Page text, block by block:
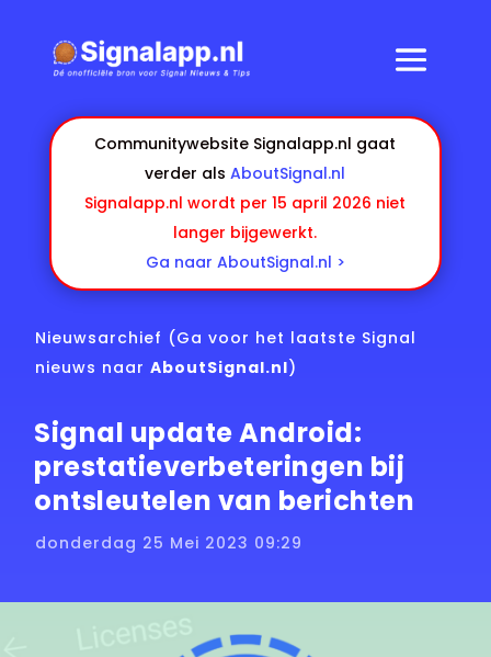
Communitywebsite Signalapp.nl gaat
verder alsAboutSignal.nl
Signalapp.nl wordt per 15 april 2026 niet
langer bijgewerkt.
Ga naar AboutSignal.nl >
Nieuwsarchief (Ga voor het laatste Signal
nieuws naarAboutSignal.nl)
Signal update Android:
prestatieverbeteringen bij
ontsleutelen van berichten
donderdag 25 Mei 2023 09:29